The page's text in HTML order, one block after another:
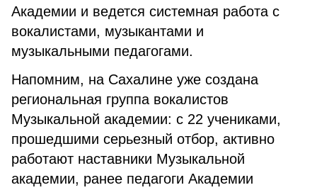
Академии и ведется системная работа с
вокалистами, музыкантами и
музыкальными педагогами.
Напомним, на Сахалине уже создана
региональная группа вокалистов
Музыкальной академии: с 22 учениками,
прошедшими серьезный отбор, активно
работают наставники Музыкальной
академии, ранее педагоги Академии